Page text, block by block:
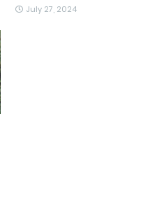
July 27, 2024